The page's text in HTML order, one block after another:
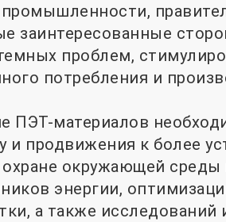
заинтересованные
проблем,
потребления и
ПЭТ-материалов
продвижения к более
окружающей
энергии,
а также исследований